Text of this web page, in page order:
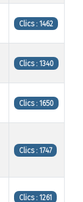
Clics : 1462
Clics : 1340
Clics : 1650
Clics : 1747
Clics : 1261